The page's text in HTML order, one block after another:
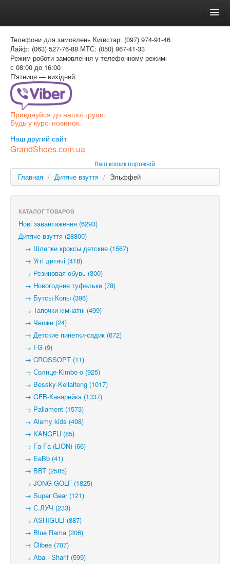
Доставка и оплата
Как заказать
Контакти
Таблиця розмірів
Вхід для покупця
РОС
Телефони для замовлень Київстар: (097) 974-91-46
Лайф: (063) 527-76-88 МТС: (050) 967-41-33
Режим роботи замовлення у телефонному режимі
с 08:00 до 16:00
П'ятниця — вихідний.
Приєднуйся до нашої групи.
Будь у курсі новинок.
Наш другий сайт
GrandShoes.com.ua
Ваш кошик порожній
Главная / Дитяче взуття / Эльффей
КАТАЛОГ ТОВАРОВ
Нові завантаження (6293)
Дитяче взуття (28800)
→ Шлепки кроксы детские (1567)
→ Уггі дитячі (418)
→ Резиновая обувь (300)
→ Новогодние туфельки (78)
→ Бутсы Копы (396)
→ Тапочки кімнатні (499)
→ Чешки (24)
→ Детские пинетки-садик (672)
→ FG (9)
→ CROSSOPT (11)
→ Солнце-Kimbo-o (925)
→ Bessky-Kellaifeng (1017)
→ GFB-Канарейка (1337)
→ Paliament (1573)
→ Alemy kids (498)
→ KANGFU (85)
→ Fa-Fa (LION) (66)
→ EeBb (41)
→ ВВТ (2585)
→ JONG-GOLF (1825)
→ Super Gear (121)
→ С.ЛУЧ (233)
→ ASHIGULI (887)
→ Blue Rama (206)
→ Clibee (707)
→ Aba - Sharif (599)